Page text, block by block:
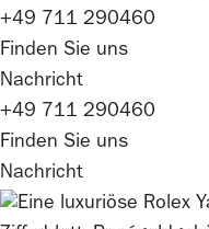
+49 711 290460
Finden Sie uns
Nachricht
+49 711 290460
Finden Sie uns
Nachricht